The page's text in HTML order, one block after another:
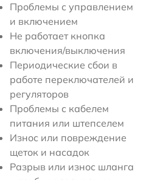
Проблемы с управлением
и включением
Не работает кнопка
включения/выключения
Периодические сбои в
работе переключателей и
регуляторов
Проблемы с кабелем
питания или штепселем
Износ или повреждение
щеток и насадок
Разрыв или износ шланга